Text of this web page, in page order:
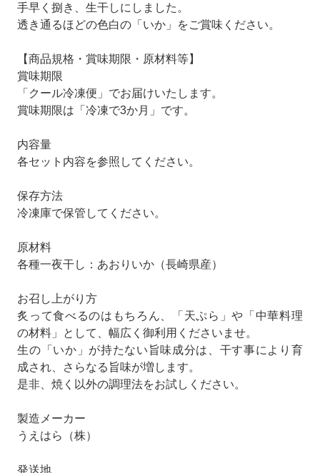
手早く捌き、生干しにしました。
透き通るほどの色白の「いか」をご賞味ください。
【商品規格・賞味期限・原材料等】
賞味期限
「クール冷凍便」でお届けいたします。
賞味期限は「冷凍で3か月」です。
内容量
各セット内容を参照してください。
保存方法
冷凍庫で保管してください。
原材料
各種一夜干し：あおりいか（長崎県産）
お召し上がり方
炙って食べるのはもちろん、「天ぷら」や「中華料理
の材料」として、幅広く御利用くださいませ。
生の「いか」が持たない旨味成分は、干す事により育
成され、さらなる旨味が増します。
是非、焼く以外の調理法をお試しください。
製造メーカー
うえはら（株）
発送地